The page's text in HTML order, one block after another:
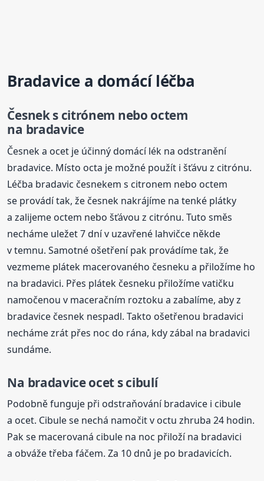
Bradavice a domácí léčba
Česnek s citrónem nebo octem
na bradavice
Česnek a ocet je účinný domácí lék na odstranění
bradavice. Místo octa je možné použít i šťávu z citrónu.
Léčba bradavic česnekem s citronem nebo octem
se provádí tak, že česnek nakrájíme na tenké plátky
a zalijeme octem nebo šťávou z citrónu. Tuto směs
necháme uležet 7 dní v uzavřené lahvičce někde
v temnu. Samotné ošetření pak provádíme tak, že
vezmeme plátek macerovaného česneku a přiložíme ho
na bradavici. Přes plátek česneku přiložíme vatičku
namočenou v maceračním roztoku a zabalíme, aby z
bradavice česnek nespadl. Takto ošetřenou bradavici
necháme zrát přes noc do rána, kdy zábal na bradavici
sundáme.
Na bradaviceocet s cibulí
Podobně funguje při odstraňování bradavice i cibule
a ocet. Cibule se nechá namočit v octu zhruba 24 hodin.
Pak se macerovaná cibule na noc přiloží na bradavici
a obváže třeba fáčem. Za 10 dnů je po bradavicích.